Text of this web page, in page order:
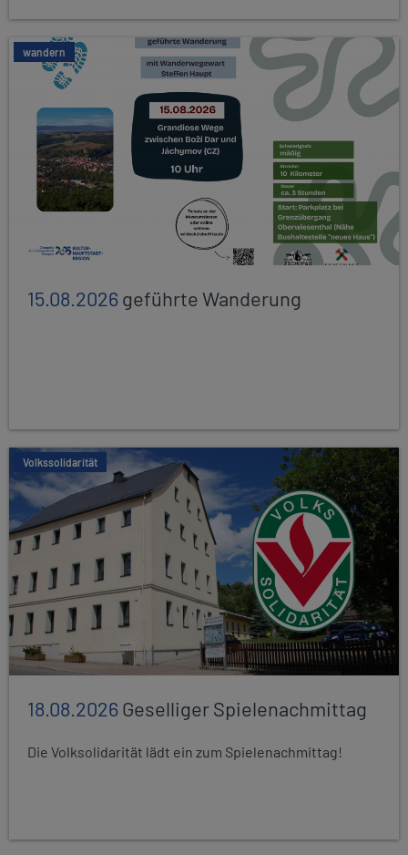
wandern
15.08.2026geführte Wanderung
Volkssolidarität
18.08.2026Geselliger Spielenachmittag
Die Volksolidarität lädt ein zum Spielenachmittag!